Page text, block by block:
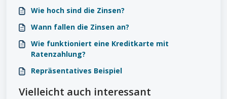
Wie hoch sind die Zinsen?
Wann fallen die Zinsen an?
Wie funktioniert eine Kreditkarte mit
Ratenzahlung?
Repräsentatives Beispiel
Vielleicht auch interessant